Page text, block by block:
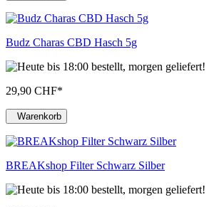
Budz Charas CBD Hasch 5g
29,90 CHF*
Warenkorb
BREAKshop Filter Schwarz Silber